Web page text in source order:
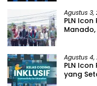
Agustus 3,
PLN
Agustus 4,
PLN
yang